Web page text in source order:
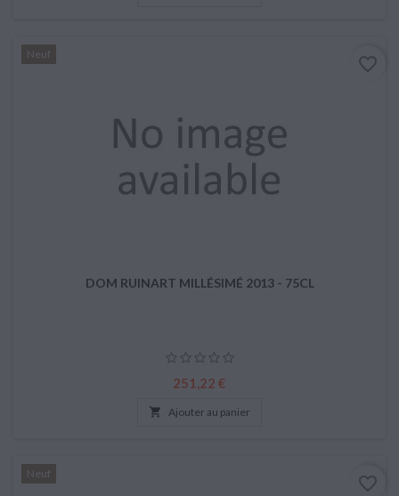
Neuf
DOM RUINART MILLÉSIMÉ 2013 - 75CL
Prix
251,22 €
 Ajouter au panier
favorite_border
Neuf favorite_border